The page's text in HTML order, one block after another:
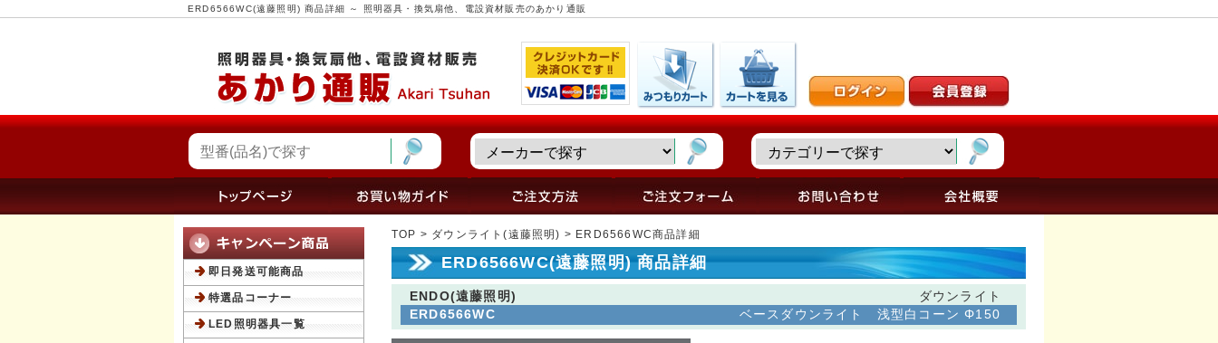
ERD6566WC(遠藤照明) 商品詳細 ～ 照明器具・換気扇他、電設資材販売のあかり通販
TOP > ダウンライト(遠藤照明) > ERD6566WC商品詳細
ERD6566WC(遠藤照明) 商品詳細
ENDO(遠藤照明)
ダウンライト
ERD6566WC
ベースダウンライト 浅型白コーン Φ150
即日発送可能商品
特選品コーナー
LED照明器具一覧